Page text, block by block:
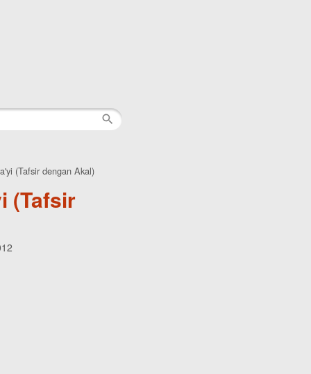
(Tafsir dengan Akal)
(Tafsir